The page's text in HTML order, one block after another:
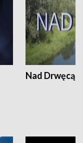
Nad Drwęcą